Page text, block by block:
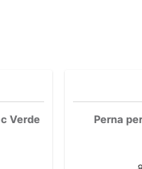
Verde
Perna